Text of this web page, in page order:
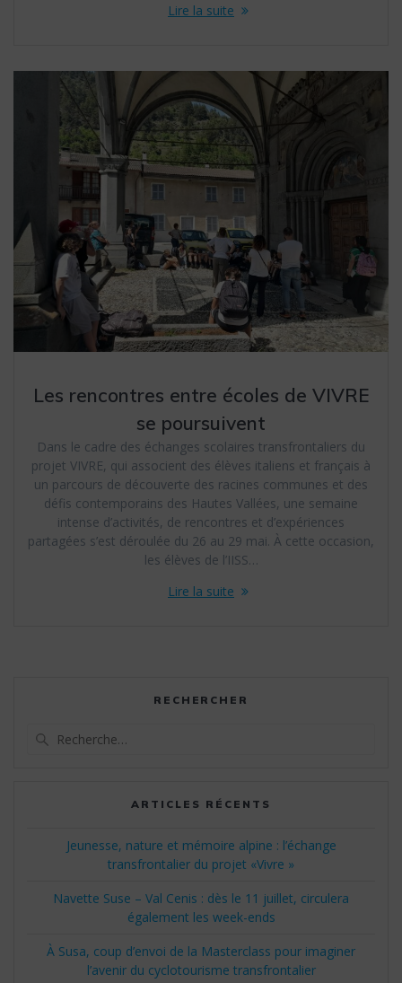
Lire la suite
Les rencontres entre écoles de VIVRE
se poursuivent
Dans le cadre des échanges scolaires transfrontaliers du
projet VIVRE, qui associent des élèves italiens et français à
un parcours de découverte des racines communes et des
défis contemporains des Hautes Vallées, une semaine
intense d’activités, de rencontres et d’expériences
partagées s’est déroulée du 26 au 29 mai. À cette occasion,
les élèves de l’IISS…
Lire la suite
RECHERCHER
ARTICLES RÉCENTS
Jeunesse, nature et mémoire alpine : l’échange
transfrontalier du projet «Vivre »
Navette Suse – Val Cenis : dès le 11 juillet, circulera
également les week-ends
À Susa, coup d’envoi de la Masterclass pour imaginer
l’avenir du cyclotourisme transfrontalier